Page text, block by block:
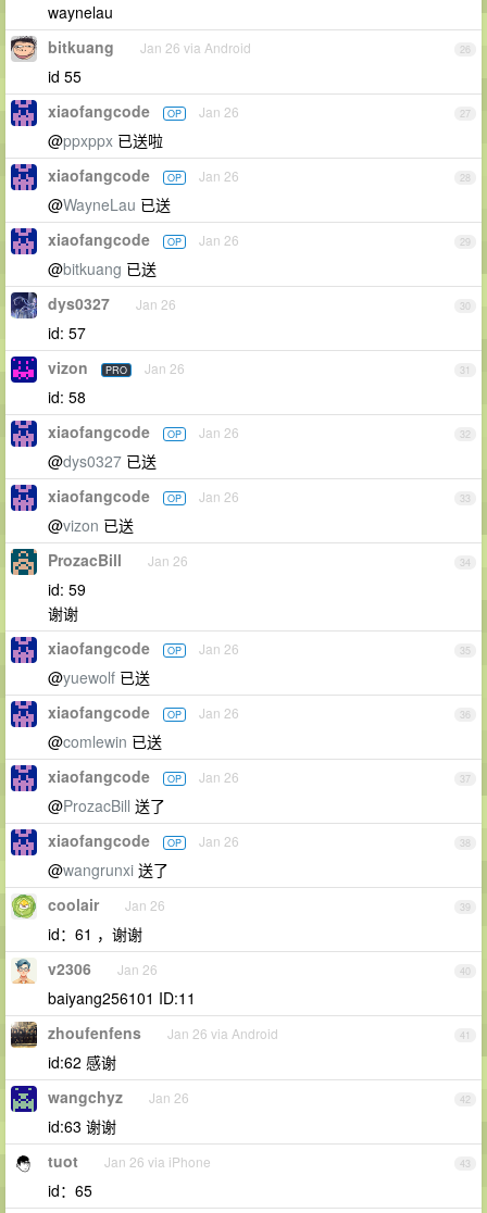
waynelau
26
bitkuang Jan 26 via Android
id 55
27
xiaofangcode OP Jan 26
@ppxppx 已送啦
28
xiaofangcode OP Jan 26
@WayneLau 已送
29
xiaofangcode OP Jan 26
@bitkuang 已送
30
dys0327 Jan 26
id: 57
31
vizon PRO Jan 26
id: 58
32
xiaofangcode OP Jan 26
@dys0327 已送
33
xiaofangcode OP Jan 26
@vizon 已送
34
ProzacBill Jan 26
id: 59
谢谢
35
xiaofangcode OP Jan 26
@yuewolf 已送
36
xiaofangcode OP Jan 26
@comlewin 已送
37
xiaofangcode OP Jan 26
@ProzacBill 送了
38
xiaofangcode OP Jan 26
@wangrunxi 送了
39
coolair Jan 26
id：61 ，谢谢
40
v2306 Jan 26
baiyang256101 ID:11
41
zhoufenfens Jan 26 via Android
id:62 感谢
42
wangchyz Jan 26
id:63 谢谢
43
tuot Jan 26 via iPhone
id：65